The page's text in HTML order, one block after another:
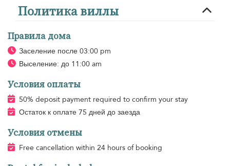
Политика виллы
Правила дома
Заселение после 03:00 pm
Выселение: до 11:00 am
Условия оплаты
50% deposit payment required to confirm your stay
Остаток к оплате 75 дней до заезда
Условия отмены
Free cancellation within 24 hours of booking